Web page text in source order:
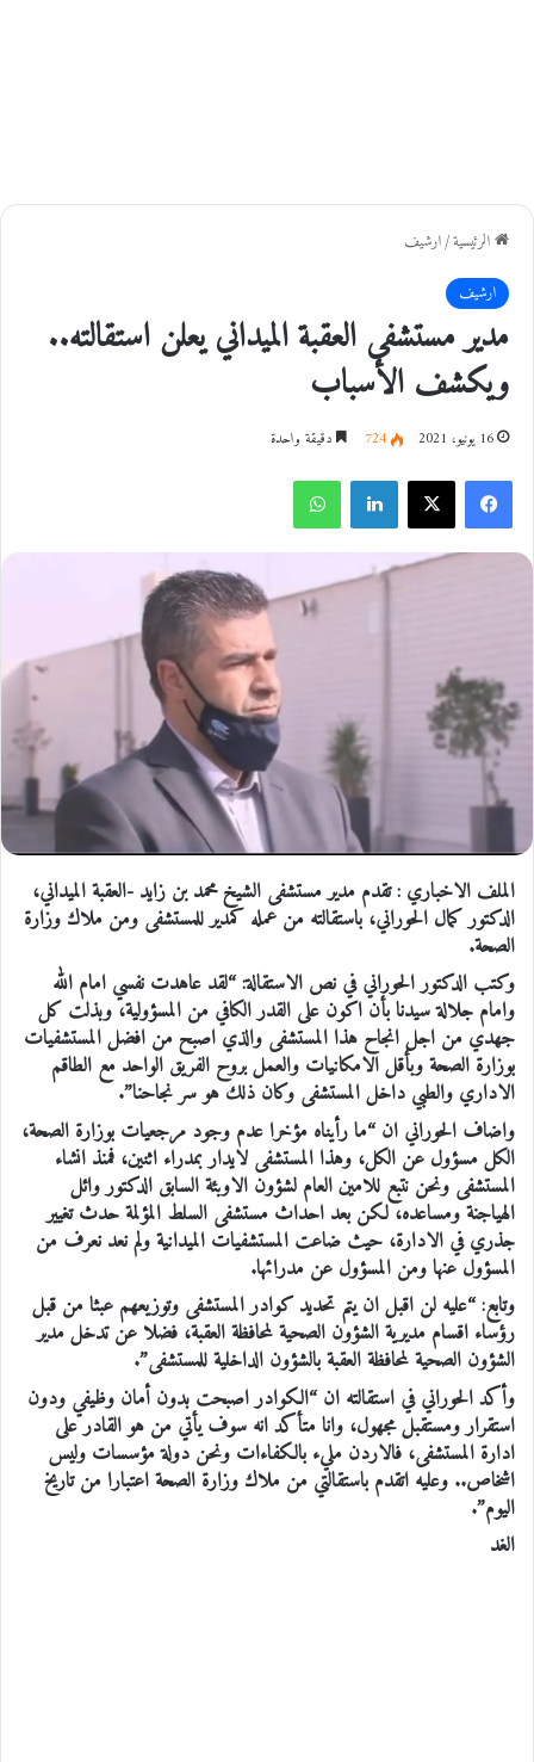
الرئيسية/ارشيف
ارشيف
مدير مستشفى العقبة الميداني يعلن استقالته..
ويكشف الأسباب
16 يونيو، 2021 724 دقيقة واحدة
فيسبوك
الملف الاخباري : تقدم مدير مستشفى الشيخ محمد بن زايد -العقبة الميداني،
الدكتور كمال الحوراني، باستقالته من عمله كمدير للمستشفى ومن ملاك وزارة
الصحة.
وكتب الدكتور الحوراني في نص الاستقالة: “لقد عاهدت نفسي امام الله
وامام جلالة سيدنا بأن اكون على القدر الكافي من المسؤولية، وبذلت كل
جهدي من اجل انجاح هذا المستشفى والذي اصبح من افضل المستشفيات
بوزارة الصحة وبأقل الامكانيات والعمل بروح الفريق الواحد مع الطاقم
الاداري والطبي داخل المستشفى وكان ذلك هو سر نجاحنا”.
واضاف الحوراني ان “ما رأيناه مؤخرا عدم وجود مرجعيات بوزارة الصحة،
الكل مسؤول عن الكل، وهذا المستشفى لايدار بمدراء اثنين، فمنذ انشاء
المستشفى ونحن نتبع للامين العام لشؤون الاوبئة السابق الدكتور وائل
الهياجنة ومساعده، لكن بعد احداث مستشفى السلط المؤلمة حدث تغيير
جذري في الادارة، حيث ضاعت المستشفيات الميدانية ولم نعد نعرف من
المسؤول عنها ومن المسؤول عن مدرائها.
وتابع: “عليه لن اقبل ان يتم تحديد كوادر المستشفى وتوزيعهم عبثا من قبل
رؤساء اقسام مديرية الشؤون الصحية لمحافظة العقبة، فضلا عن تدخل مدير
الشؤون الصحية لمحافظة العقبة بالشؤون الداخلية للمستشفى”.
وأكد الحوراني في استقالته ان “الكوادر اصبحت بدون أمان وظيفي ودون
استقرار ومستقبل مجهول، وانا متأكد انه سوف يأتي من هو القادر على
ادارة المستشفى، فالاردن مليء بالكفاءات ونحن دولة مؤسسات وليس
اشخاص.. وعليه اتقدم باستقالتي من ملاك وزارة الصحة اعتبارا من تاريخ
اليوم”.
الغد